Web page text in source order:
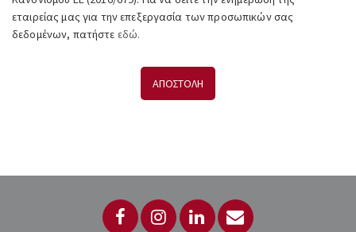
εταιρείας μας για την επεξεργασία των προσωπικών σας
δεδομένων, πατήστε εδώ.
ΑΠΟΣΤΟΛΗ